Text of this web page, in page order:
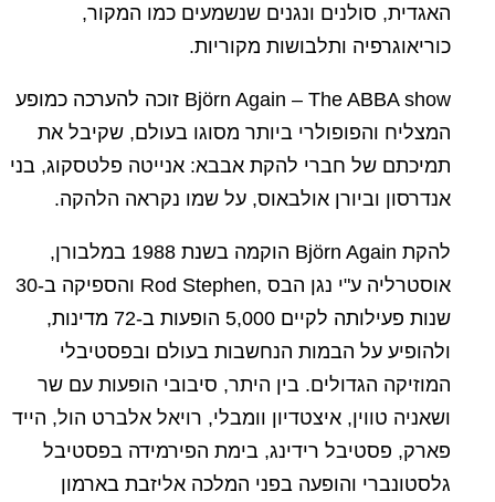
האגדית, סולנים ונגנים שנשמעים כמו המקור,
כוריאוגרפיה ותלבושות מקוריות.
Björn Again – The ABBA show זוכה להערכה כמופע
המצליח והפופולרי ביותר מסוגו בעולם, שקיבל את
תמיכתם של חברי להקת אבבא: אנייטה פלטסקוג, בני
אנדרסון וביורן אולבאוס, על שמו נקראה הלהקה.
להקת Björn Again הוקמה בשנת 1988 במלבורן,
אוסטרליה ע"י נגן הבס ,Rod Stephen והספיקה ב-30
שנות פעילותה לקיים 5,000 הופעות ב-72 מדינות,
ולהופיע על הבמות הנחשבות בעולם ובפסטיבלי
המוזיקה הגדולים. בין היתר, סיבובי הופעות עם שר
ושאניה טווין, איצטדיון וומבלי, רויאל אלברט הול, הייד
פארק, פסטיבל רידינג, בימת הפירמידה בפסטיבל
גלסטונברי והופעה בפני המלכה אליזבת בארמון